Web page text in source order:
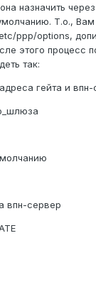
назначить
Т.о., Вам
ppp/options,
этого процесс
так:
гейта и впн-
впн-сервер